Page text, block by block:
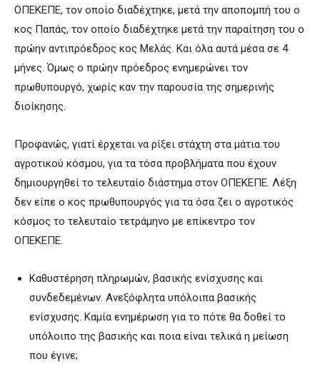
ΟΠΕΚΕΠΕ, τον οποίο διαδέχτηκε, μετά την αποπομπή του ο
κος Παπάς, τον οποίο διαδέχτηκε μετά την παραίτηση του ο
πρώην αντιπρόεδρος κος Μελάς. Και όλα αυτά μέσα σε 4
μήνες. Όμως ο πρώην πρόεδρος ενημερώνει τον
πρωθυπουργό, χωρίς καν την παρουσία της σημερινής
διοίκησης.
Προφανώς, γιατί έρχεται να ρίξει στάχτη στα μάτια του
αγροτικού κόσμου, για τα τόσα προβλήματα που έχουν
δημιουργηθεί το τελευταίο διάστημα στον ΟΠΕΚΕΠΕ. Λέξη
δεν είπε ο κος πρωθυπουργός για τα όσα ζει ο αγροτικός
κόσμος το τελευταίο τετράμηνο με επίκεντρο τον
ΟΠΕΚΕΠΕ.
Καθυστέρηση πληρωμών, βασικής ενίσχυσης και
συνδεδεμένων. Ανεξόφλητα υπόλοιπα βασικής
ενίσχυσης. Καμία ενημέρωση για το πότε θα δοθεί το
υπόλοιπο της βασικής και ποια είναι τελικά η μείωση
που έγινε;